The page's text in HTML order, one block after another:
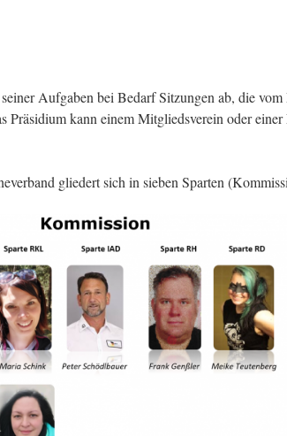
Aufgaben bei Bedarf Sitzungen ab, die vom
Präsidium kann einem Mitgliedsverein oder
gliedert sich in sieben Sparten